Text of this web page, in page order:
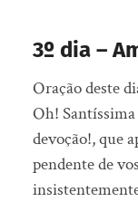
3º dia –
Oração deste
Oh!
devoção!, que
pendente de